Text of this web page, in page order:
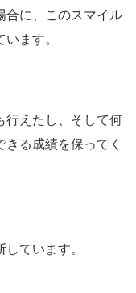
合に、このスマイル
ます。
行えたし、そして何
る成績を保ってく
ています。